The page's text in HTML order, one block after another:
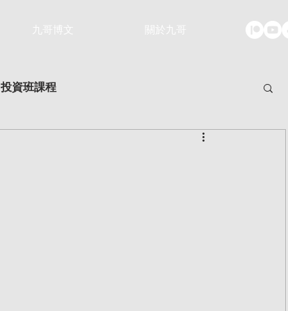
九哥博文 關於九哥
投資班課程